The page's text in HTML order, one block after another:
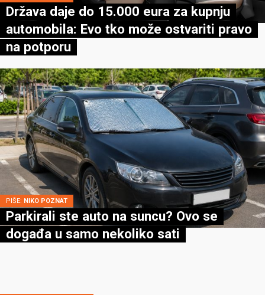
Država daje do 15.000 eura za kupnju
automobila: Evo tko može ostvariti pravo
na potporu
PIŠE: NIKO POZNAT
Parkirali ste auto na suncu? Ovo se
događa u samo nekoliko sati